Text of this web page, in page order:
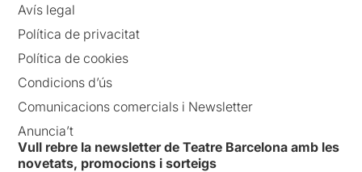
Avís legal
Política de privacitat
Política de cookies
Condicions d’ús
Comunicacions comercials i Newsletter
Anuncia’t
Vull rebre la newsletter de Teatre Barcelona amb les
novetats, promocions i sorteigs